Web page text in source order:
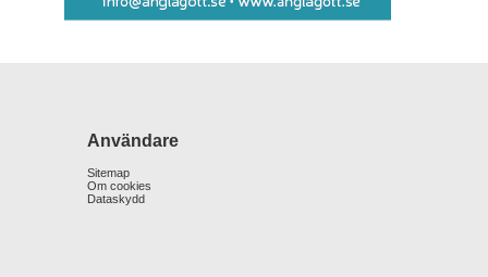
Användare
Sitemap
Om cookies
Dataskydd